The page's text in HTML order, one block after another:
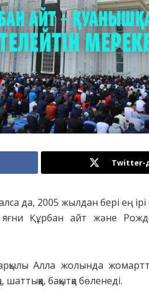
Twitter-
да, 2005 жылдан бері ең
яғни Құрбан айт және
Алла жолында
бақытқа бөленеді.